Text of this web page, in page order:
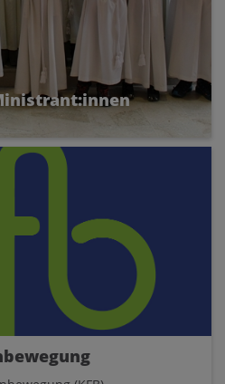
eine lustige und
von Kindern und
erst so